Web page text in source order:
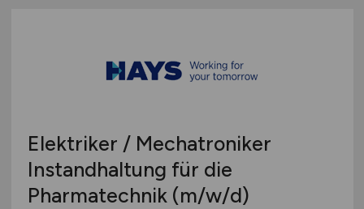
Elektriker / Mechatroniker
Instandhaltung für die
Pharmatechnik (m/w/d)